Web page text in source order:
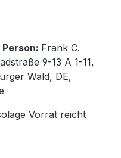
Frank C.
9-13 A 1-11,
Wald, DE,
Vorrat reicht